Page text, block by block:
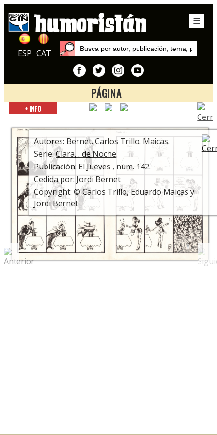
ESP CAT
PÁGINA
Inicio
Carlos Trillo
+ INFO
Autores: Bernet.Carlos Trillo. Maicas.
Serie:Clara… de Noche.
Publicación: El Jueves , núm. 142.
Cedida por: Jordi Bernet
Copyright: © Carlos Trillo, Eduardo Maicas y
Jordi Bernet